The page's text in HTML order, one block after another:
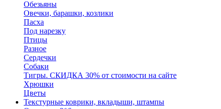
Обезьяны
Овечки, барашки, козлики
Пасха
Под нарезку
Птицы
Разное
Сердечки
Собаки
Тигры. СКИДКА 30% от стоимости на сайте
Хрюшки
Цветы
Текстурные коврики, вкладыши, штампы